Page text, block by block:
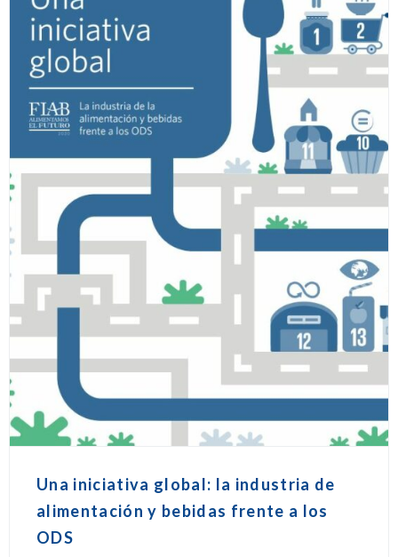
Una iniciativa global: la industria de
alimentación y bebidas frente a los
ODS